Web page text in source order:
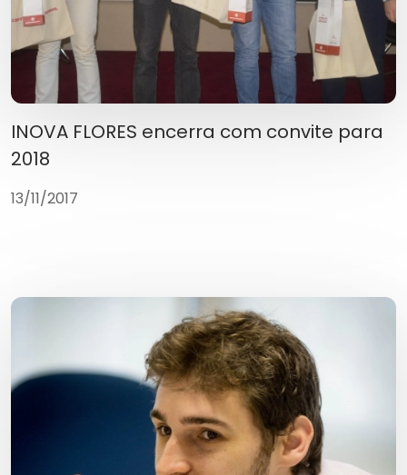
INOVA FLORES encerra com convite para
2018
13/11/2017